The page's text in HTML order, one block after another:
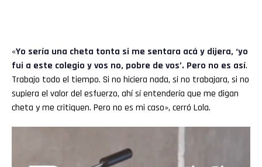
«Yo sería una cheta tonta si me sentara acá y dijera, ‘yo
fui a este colegio y vos no, pobre de vos’. Pero no es así.
Trabajo todo el tiempo. Si no hiciera nada, si no trabajara, si no
supiera el valor del esfuerzo, ahí sí entendería que me digan
cheta y me critiquen. Pero no es mi caso», cerró Lola.